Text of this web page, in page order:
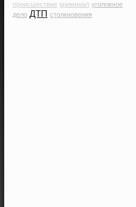
происшествие криминал уголовное
дело ДТП столкновения